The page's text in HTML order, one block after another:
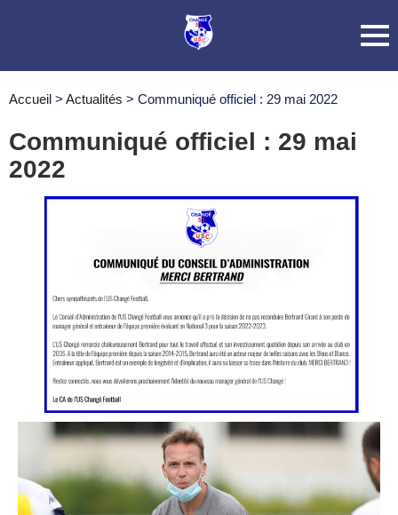
Accueil > Actualités > Communiqué officiel : 29 mai 2022
Communiqué officiel : 29 mai
2022